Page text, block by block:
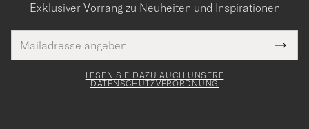
Exklusiver Vorrang zu Neuheiten und Inspirationen
Mail
Adresse
Tack
för
LESEN SIE DAZU AUCH UNSERE
DATENSCHUTZVERORDNUNG